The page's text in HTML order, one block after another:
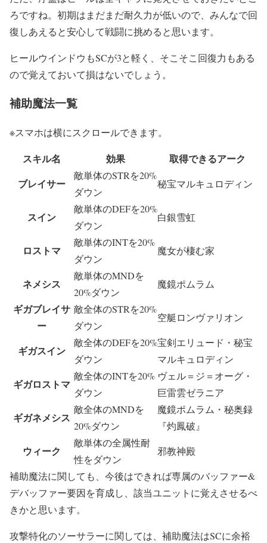
ろですね。初期はまだまだ耐久力が低いので、みんなで回
復しあえると安心して戦闘に挑めると思います。
ヒールウインドウもSCが3と軽く、そこそこ回復力もある
ので覚えておいて損はないでしょう。
補助魔法一覧
※スマホは横にスクロールできます。
スキル名 効果
取得できるアーク
ブレイサー
敵単体のSTRを20%
ダウン
秘宝マルキュロディン
スイン
敵単体のDEFを20%
ダウン
白銀雪虹
ロストマ
敵単体のINTを20%
ダウン
魔女が棲む家
ネメシス
敵単体のMNDを
20%ダウン
魔鏡ポムラム
ギガブレイサ
ー
敵全体のSTRを20%
ダウン
空艇ロンヴァリオン
ギガスイン
敵全体のDEFを20%
ダウン
宝剣エリュード・秘宝
マルキュロディン
ギガロストマ
敵全体のINTを20%
ダウン
ヴェル＝ジ＝オーグ・
巨雷雲ゼラニア
ギガネメシス
敵全体のMNDを
20%ダウン
魔鏡ポムラム・秘奥録
『灼鳳破』
ウィーク
敵単体の全属性耐
性をダウン
邪教神殿
補助魔法に関しても、今後はできれば専属のバッファー&
デバッファー要因を育成し、該当ユニットに覚えさせるべ
きかと思います。
攻撃特化のソーサラーに関しては、補助魔法はSCに余裕